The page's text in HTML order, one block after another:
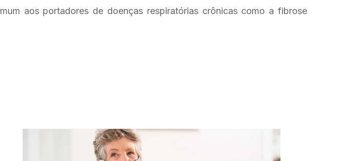
aos portadores de doenças respiratórias crônicas como a fibrose